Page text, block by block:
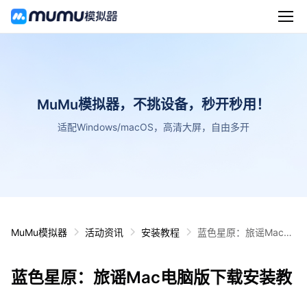
MuMu模拟器，不挑设备，秒开秒用！
适配Windows/macOS，高清大屏，自由多开
MuMu模拟器 活动资讯 安装教程
蓝色星原：旅谣Mac电
旅谣攻略
蓝色星原：旅谣Mac电脑版下载安装教